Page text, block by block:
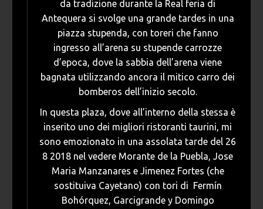
da tradizione durante la Real feria di
Antequera si svolge una grande tardes in una
piazza stupenda, con toreri che fanno
ingresso all’arena su stupende carrozze
d’epoca, dove la sabbia dell’arena viene
bagnata utilizzando ancora il mitico carro dei
bomberos dell’inizio secolo.
In questa plaza, dove all’interno della stessa è
inserito uno dei migliori ristoranti taurini, mi
sono emozionato in una assolata tarde del 26
8 2018 nel vedere Morante de la Puebla, Jose
Maria Manzanares e Jimenez Fortes (che
sostituiva Cayetano) con tori di Fermín
Bohórquez, Garcigrande y Domingo